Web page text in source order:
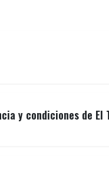
y condiciones de El